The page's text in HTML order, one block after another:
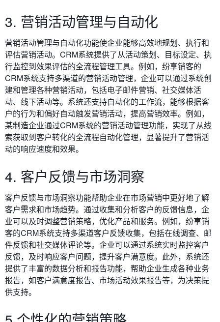
3. 营销活动管理与自动化
营销活动管理与自动化功能使企业能够高效地规划、执行和
评估营销活动。CRM系统提供了从活动策划、目标设定、执
行监控到效果评估的全流程管理工具。例如，纷享销客的
CRM系统支持多渠道的营销活动管理，企业可以通过系统创
建和管理各种营销活动，包括电子邮件营销、社交媒体活
动、线下活动等。系统还支持自动化的工作流，能够根据客
户的行为和偏好自动触发营销活动，提高营销效率。例如，
某制造企业通过CRM系统的营销活动管理功能，实现了从线
索获取到客户转化的全流程自动化管理，显著提升了营销活
动的响应速度和效果。
4. 客户反馈与市场洞察
客户反馈与市场洞察功能帮助企业在市场营销中更好地了解
客户需求和市场趋势。通过收集和分析客户的反馈信息，企
业可以及时调整营销策略，优化产品和服务。例如，纷享销
客的CRM系统支持多渠道客户反馈收集，包括在线调查、邮
件反馈和社交媒体评论等。企业可以通过系统实时监控客户
反馈，及时响应客户问题，提升客户满意度。此外，系统还
提供了丰富的数据分析和报告功能，帮助企业生成各种业务
报告，如客户满意度报告、市场活动效果报告等，为决策提
供支持。